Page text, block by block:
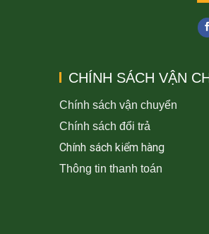
CHÍNH SÁCH VẬN
Chính sách vận chuyển
Chính sách đổi trả
Chính sách kiểm hàng
Thông tin thanh toán